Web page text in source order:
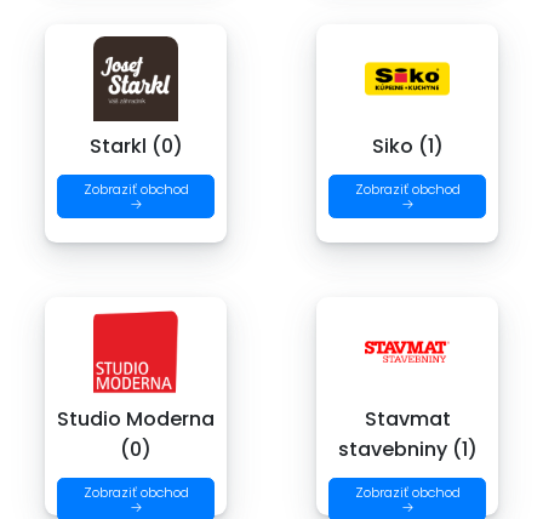
Starkl (0)
Zobraziť obchod
→
Siko (1)
Zobraziť obchod
→
Studio Moderna
(0)
Zobraziť obchod
→
Stavmat
stavebniny (1)
Zobraziť obchod
→